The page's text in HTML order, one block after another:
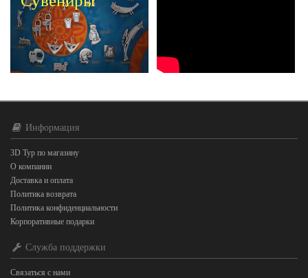
Информация
3D Тур по магазину
О компании
Доставка и оплата
Политика возврата
Политика конфиденциальности
Корпоративные подарки
Служба поддержки
Связаться с нами